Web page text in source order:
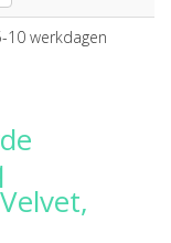
10 werkdagen